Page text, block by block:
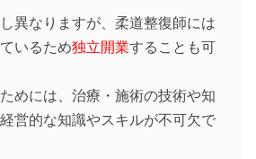
異なりますが、柔道整復師には
いるため独立開業することも可
めには、治療・施術の技術や知
営的な知識やスキルが不可欠で